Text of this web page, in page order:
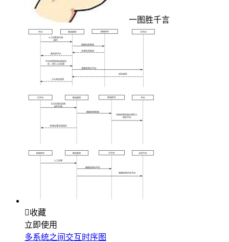
一图胜千言
收藏
立即使用
多系统之间交互时序图